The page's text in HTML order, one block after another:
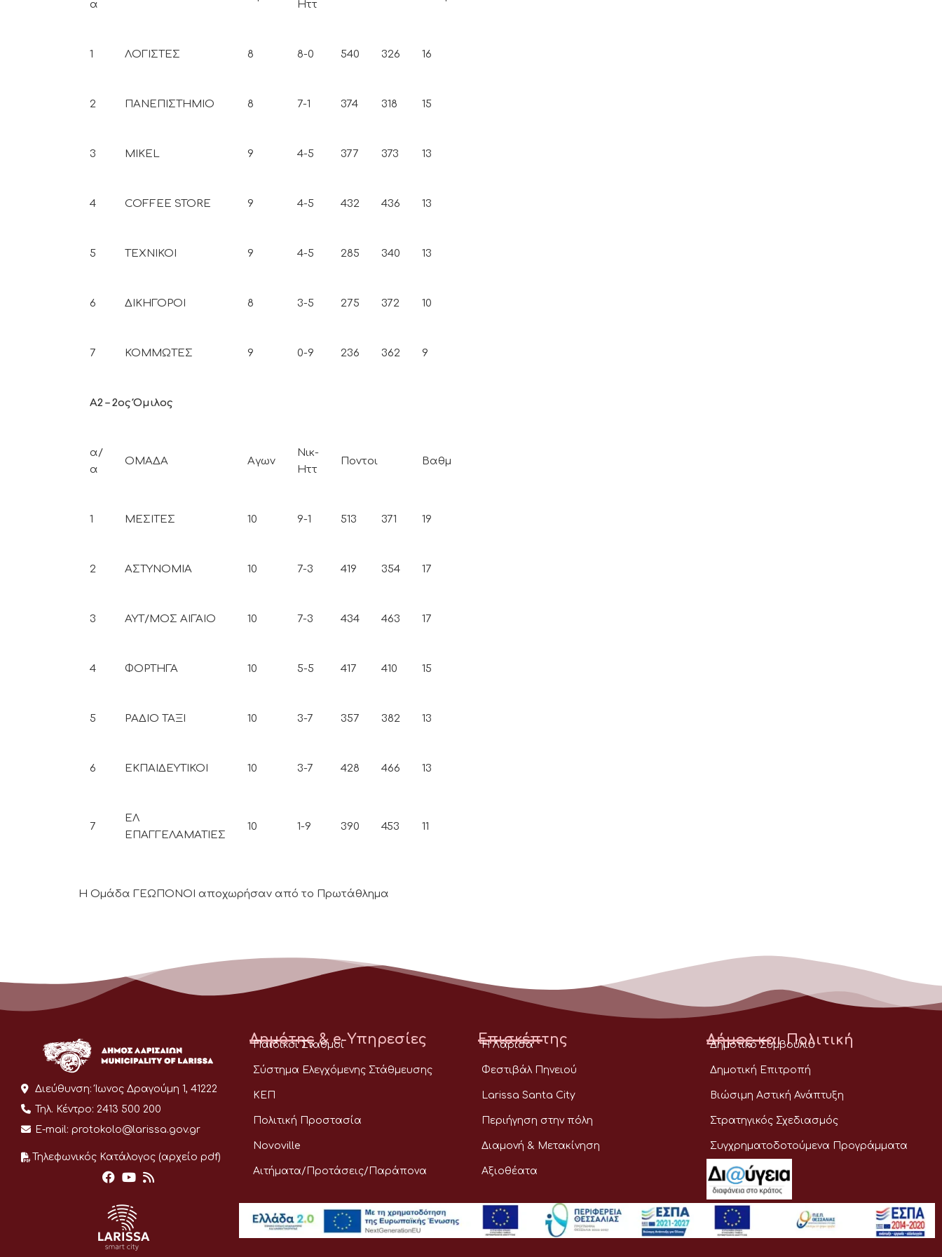
α Ηττ
1 ΛΟΓΙΣΤΕΣ 8 8-0 540 326 16
2 ΠΑΝΕΠΙΣΤΗΜΙΟ 8 7-1 374 318 15
3 MIKEL 9 4-5 377 373 13
4 COFFEE STORE 9 4-5 432 436 13
5 ΤΕΧΝΙΚΟΙ 9 4-5 285 340 13
6 ΔΙΚΗΓΟΡΟΙ 8 3-5 275 372 10
7 ΚΟΜΜΩΤΕΣ 9 0-9 236 362 9
Α2 – 2ος Όμιλος
α/
α
ΟΜΑΔΑ Αγων
Νικ-
Ηττ
Ποντοι Βαθμ
1 ΜΕΣΙΤΕΣ 10 9-1 513 371 19
2 ΑΣΤΥΝΟΜΙΑ 10 7-3 419 354 17
3 ΑΥΤ/ΜΟΣ ΑΙΓΑΙΟ 10 7-3 434 463 17
4 ΦΟΡΤΗΓΑ 10 5-5 417 410 15
5 ΡΑΔΙΟ ΤΑΞΙ 10 3-7 357 382 13
6 ΕΚΠΑΙΔΕΥΤΙΚΟΙ 10 3-7 428 466 13
7
ΕΛ
ΕΠΑΓΓΕΛΑΜΑΤΙΕΣ
10 1-9 390 453 11
Η Ομάδα ΓΕΩΠΟΝΟΙ αποχωρήσαν από το Πρωτάθλημα
Διεύθυνση: Ίωνος Δραγούμη 1, 41222
Τηλ. Κέντρο: 2413 500 200
E-mail: protokolo@larissa.gov.gr
Τηλεφωνικός Κατάλογος (αρχείο pdf)
Δημότης & e-Υπηρεσίες
Παιδικοί Σταθμοί
Σύστημα Ελεγχόμενης Στάθμευσης
ΚΕΠ
Πολιτική Προστασία
Novoville
Αιτήματα/Προτάσεις/Παράπονα
Επισκέπτης
Η Λάρισα
Φεστιβάλ Πηνειού
Larissa Santa City
Περιήγηση στην πόλη
Διαμονή & Μετακίνηση
Αξιοθέατα
Δήμος και Πολιτική
Δημοτικό Συμβούλιο
Δημοτική Επιτροπή
Βιώσιμη Αστική Ανάπτυξη
Στρατηγικός Σχεδιασμός
Συγχρηματοδοτούμενα Προγράμματα